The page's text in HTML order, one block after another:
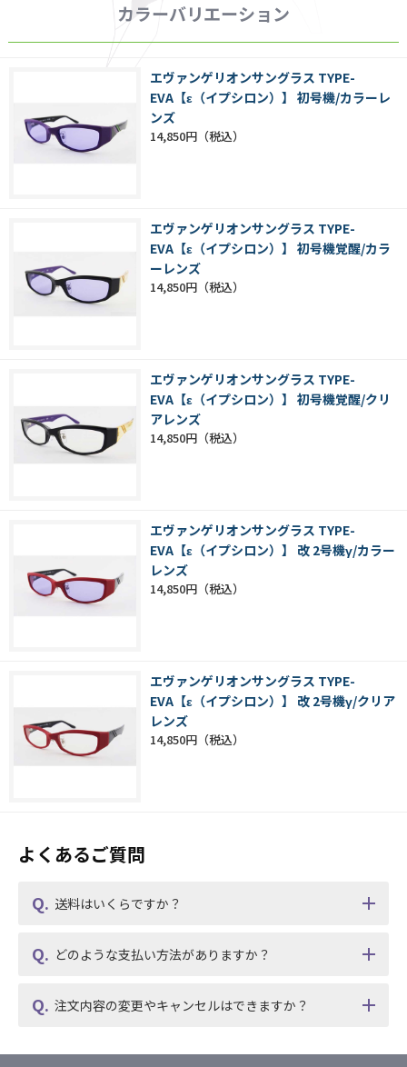
カラーバリエーション
エヴァンゲリオンサングラス TYPE-
EVA【ε（イプシロン）】 初号機/カラーレ
ンズ
14,850円
エヴァンゲリオンサングラス TYPE-
EVA【ε（イプシロン）】 初号機覚醒/カラ
ーレンズ
14,850円
エヴァンゲリオンサングラス TYPE-
EVA【ε（イプシロン）】 初号機覚醒/クリ
アレンズ
14,850円
エヴァンゲリオンサングラス TYPE-
EVA【ε（イプシロン）】 改 2号機γ/カラー
レンズ
14,850円
エヴァンゲリオンサングラス TYPE-
EVA【ε（イプシロン）】 改 2号機γ/クリア
レンズ
14,850円
よくあるご質問
送料はいくらですか？
どのような支払い方法がありますか？
注文内容の変更やキャンセルはできますか？